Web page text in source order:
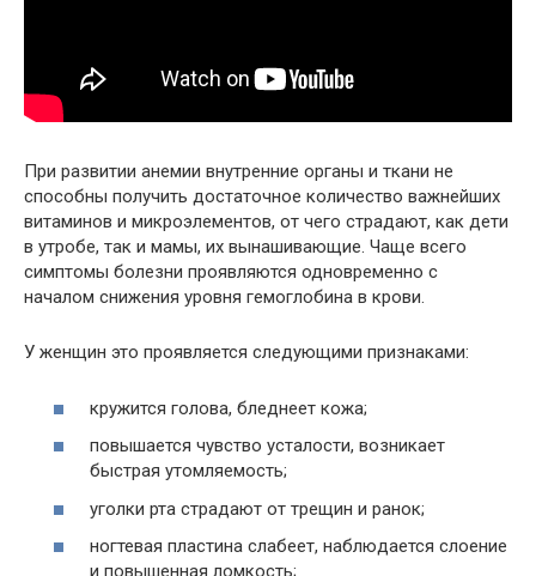
При развитии анемии внутренние органы и ткани не
способны получить достаточное количество важнейших
витаминов и микроэлементов, от чего страдают, как дети
в утробе, так и мамы, их вынашивающие. Чаще всего
симптомы болезни проявляются одновременно с
началом снижения уровня гемоглобина в крови.
У женщин это проявляется следующими признаками:
кружится голова, бледнеет кожа;
повышается чувство усталости, возникает
быстрая утомляемость;
уголки рта страдают от трещин и ранок;
ногтевая пластина слабеет, наблюдается слоение
и повышенная ломкость;